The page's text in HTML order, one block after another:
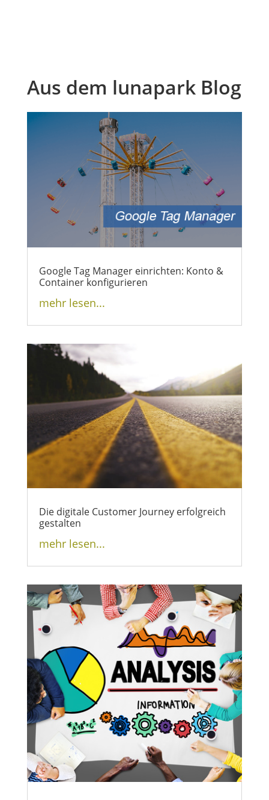
Aus dem lunapark Blog
Google Tag Manager einrichten: Konto &
Container konfigurieren
mehr lesen...
Die digitale Customer Journey erfolgreich
gestalten
mehr lesen...